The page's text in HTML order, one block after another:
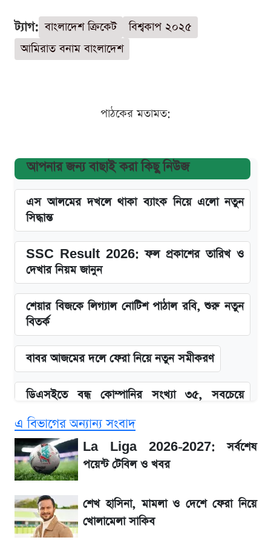
ট্যাগ: বাংলাদেশ ক্রিকেট
বিশ্বকাপ ২০২৫
আমিরাত বনাম বাংলাদেশ
পাঠকের মতামত:
আপনার জন্য বাছাই করা কিছু নিউজ
এস আলমের দখলে থাকা ব্যাংক নিয়ে এলো নতুন
সিদ্ধান্ত
SSC Result 2026: ফল প্রকাশের তারিখ ও
দেখার নিয়ম জানুন
শেয়ার বিজকে লিগ্যাল নোটিশ পাঠাল রবি, শুরু নতুন
বিতর্ক
বাবর আজমের দলে ফেরা নিয়ে নতুন সমীকরণ
ডিএসইতে বন্ধ কোম্পানির সংখ্যা ৩৫, সবচেয়ে
Snapdragon 8 Gen 3 ফোনে নতুন চমক,
Redmi K80 নিয়ে আপডেট
সাকিবের বাড়িতে হামলা নিয়ে মুখ খুললেন দিলীপ
ঘোষ
এ বিভাগের অন্যান্য সংবাদ
La Liga 2026-2027: সর্বশেষ
পয়েন্ট টেবিল ও খবর
শেখ হাসিনা, মামলা ও দেশে ফেরা নিয়ে
খোলামেলা সাকিব